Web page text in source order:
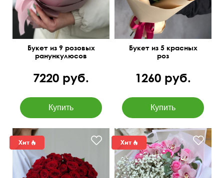
Букет из 9 розовых
ранункулюсов
7220 руб.
Букет из 5 красных
роз
1260 руб.